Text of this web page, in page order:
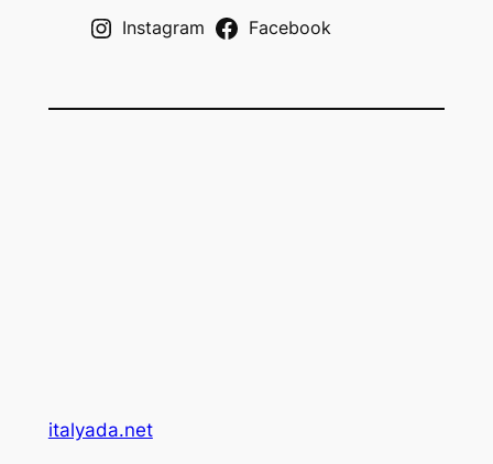
Instagram Facebook
italyada.net